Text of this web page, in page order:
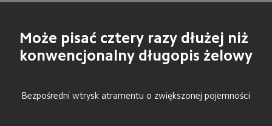
Może pisać cztery razy dłużej niż
konwencjonalny długopis żelowy
Bezpośredni wtrysk atramentu o zwiększonej pojemności